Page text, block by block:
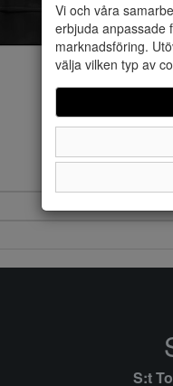
Vi och våra
erbjuda anpassade
marknadsföring.
välja vilken typ av
S:t